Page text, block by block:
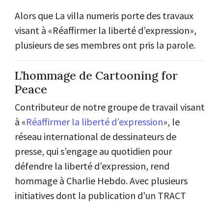
Alors que La villa numeris porte des travaux
visant à «Réaffirmer la liberté d’expression»,
plusieurs de ses membres ont pris la parole.
L’hommage de Cartooning for
Peace
Contributeur de notre groupe de travail visant
à «Réaffirmer la liberté d’expression», le
réseau international de dessinateurs de
presse, qui s’engage au quotidien pour
défendre la liberté d’expression, rend
hommage à Charlie Hebdo. Avec plusieurs
initiatives dont la publication d’un TRACT